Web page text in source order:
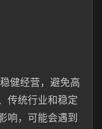
健经营，避免高
传统行业和稳定
响，可能会遇到